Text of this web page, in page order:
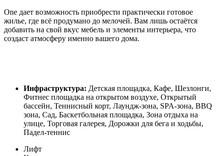
One дает возможность приобрести практически готовое
жилье, где всё продумано до мелочей. Вам лишь остаётся
добавить на свой вкус мебель и элементы интерьера, что
создаст атмосферу именно вашего дома.
Инфраструктура: Детская площадка, Кафе, Шезлонги,
Фитнес площадка на открытом воздухе, Открытый
бассейн, Теннисный корт, Лаундж-зона, SPA-зона, BBQ
зона, Сад, Баскетбольная площадка, Зона отдыха на
улице, Торговая галерея, Дорожки для бега и ходьбы,
Падел-теннис
Лифт